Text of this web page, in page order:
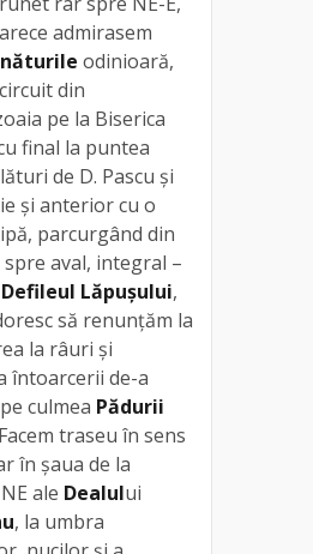
admirasem
odinioară,
din
pe la Biserica
final la puntea
de D. Pascu și
și anterior cu o
parcurgând din
aval, integral –
Defileul Lăpușului,
să renunțăm la
la râuri și
întoarcerii de-a
culmea Pădurii
traseu în sens
în șaua de la
ale Dealului
, la umbra